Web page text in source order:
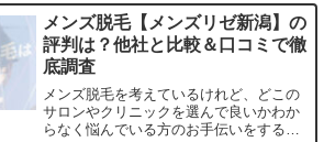
メンズ脱毛【メンズリゼ新潟】の
評判は？他社と比較＆口コミで徹
底調査
メンズ脱毛を考えているけれど、どこの
サロンやクリニックを選んで良いかわか
らなく悩んでいる方のお手伝いをするサ